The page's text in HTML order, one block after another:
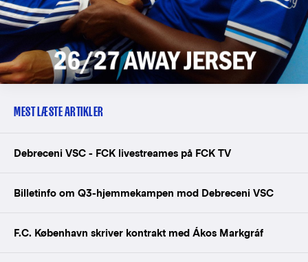
MEST LÆSTE ARTIKLER
Debreceni VSC - FCK livestreames på FCK TV
Billetinfo om Q3-hjemmekampen mod Debreceni VSC
F.C. København skriver kontrakt med Ákos Markgráf